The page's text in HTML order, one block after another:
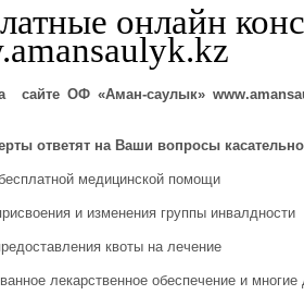
онлайн
сайте ОФ «Аман-саулык»
ответят на Ваши вопросы
медицинской помощи
и изменения группы инвалдности
квоты на лечение
лекарственное обеспечение и многие